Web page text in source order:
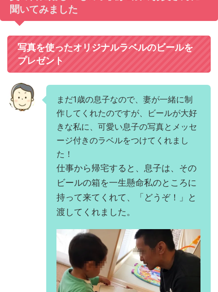
聞いてみました
写真を使ったオリジナルラベルのビールを
プレゼント
まだ1歳の息子なので、妻が一緒に制
作してくれたのですが、ビールが大好
きな私に、可愛い息子の写真とメッセ
ージ付きのラベルをつけてくれまし
た！
仕事から帰宅すると、息子は、その
ビールの箱を一生懸命私のところに
持って来てくれて、「どうぞ！」と
渡してくれました。